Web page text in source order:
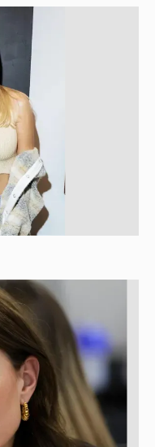
Уэльская,
и лечится от
30
изменяет